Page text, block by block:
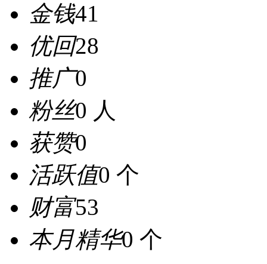
金钱41
优回28
推广0
粉丝0 人
获赞0
活跃值0 个
财富53
本月精华0 个